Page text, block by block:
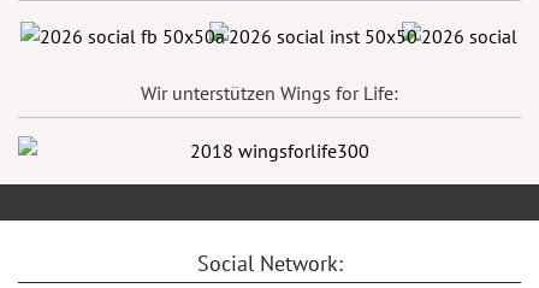
Wir unterstützen Wings for Life:
Social Network: